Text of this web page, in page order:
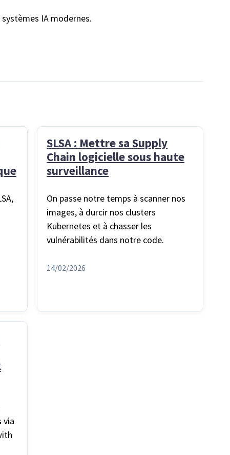
IA modernes.
SLSA : Mettre sa Supply
Chain logicielle sous haute
surveillance
On passe notre temps à scanner nos
images, à durcir nos clusters
Kubernetes et à chasser les
vulnérabilités dans notre code.
14/02/2026
via